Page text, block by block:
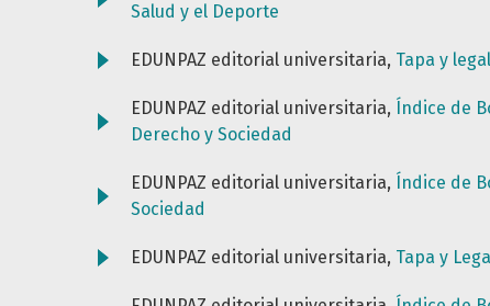
Salud y el Deporte
EDUNPAZ editorial universitaria, Tapa y
EDUNPAZ editorial universitaria, Índice de
Derecho y Sociedad
EDUNPAZ editorial universitaria, Índice de
Sociedad
EDUNPAZ editorial universitaria, Tapa y